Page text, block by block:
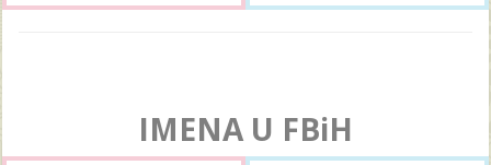
IMENA U FBiH